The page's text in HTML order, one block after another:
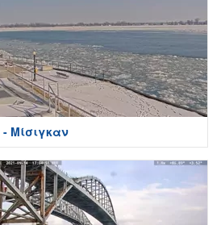
- Μίσιγκαν